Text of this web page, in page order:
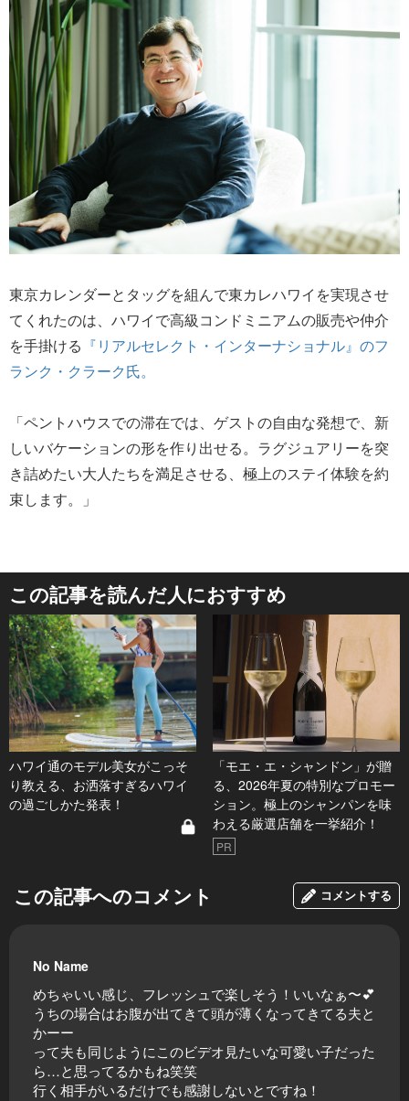
東京カレンダーとタッグを組んで東カレハワイを実現させ
てくれたのは、ハワイで高級コンドミニアムの販売や仲介
を手掛ける 『リアルセレクト・インターナショナル』のフ
ランク・クラーク氏。
「ペントハウスでの滞在では、ゲストの自由な発想で、新
しいバケーションの形を作り出せる。ラグジュアリーを突
き詰めたい大人たちを満足させる、極上のステイ体験を約
束します。」
この記事を読んだ人におすすめ
ハワイ通のモデル美女がこっそ
り教える、お洒落すぎるハワイ
の過ごしかた発表！
「モエ・エ・シャンドン」が贈
る、2026年夏の特別なプロモー
ション。極上のシャンパンを味
わえる厳選店舗を一挙紹介！
PR
この記事へのコメント コメントする
No Name
めちゃいい感じ、フレッシュで楽しそう！いいなぁ〜💕
うちの場合はお腹が出てきて頭が薄くなってきてる夫と
かーー
って夫も同じようにこのビデオ見たいな可愛い子だった
ら…と思ってるかもね笑笑
行く相手がいるだけでも感謝しないとですね！